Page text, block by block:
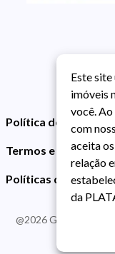
Política de
Termos e
Políticas de Cookies
@2026Guarida
413J |
Este
imóveis
você.
com
aceita os
relação
da